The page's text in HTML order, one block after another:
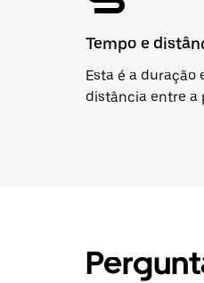
Tempo e
Esta é a duração
distância entre a